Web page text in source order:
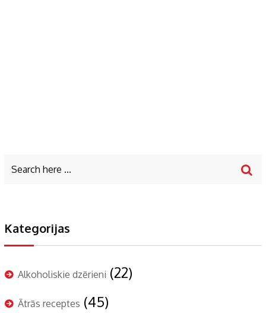
Kategorijas
Alkoholiskie dzērieni (22)
Ātrās receptes (45)